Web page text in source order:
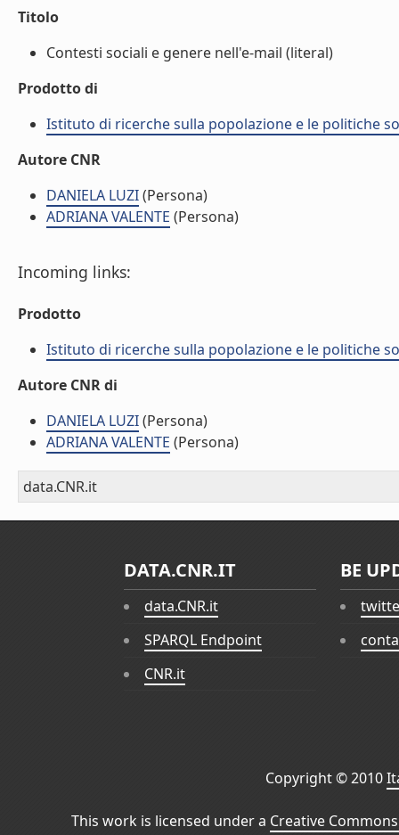
Titolo
Contesti sociali e genere nell'e-mail (literal)
Prodotto di
Istituto di ricerche sulla popolazione e le politiche
Autore CNR
DANIELA LUZI(Persona)
ADRIANA VALENTE (Persona)
Incoming links:
Prodotto
Istituto di ricerche sulla popolazione e le politiche
Autore CNR di
DANIELA LUZI(Persona)
ADRIANA VALENTE (Persona)
data.CNR.it
DATA.CNR.IT
data.CNR.it
SPARQL Endpoint
CNR.it
BE
Copyright © 2010
This work is licensed under a Creative